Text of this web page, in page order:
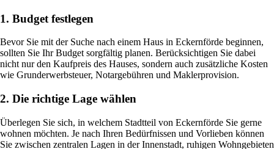
1. Budget festlegen
Bevor Sie mit der Suche nach einem Haus in Eckernförde beginnen,
sollten Sie Ihr Budget sorgfältig planen. Berücksichtigen Sie dabei
nicht nur den Kaufpreis des Hauses, sondern auch zusätzliche Kosten
wie Grunderwerbsteuer, Notargebühren und Maklerprovision.
2. Die richtige Lage wählen
Überlegen Sie sich, in welchem Stadtteil von Eckernförde Sie gerne
wohnen möchten. Je nach Ihren Bedürfnissen und Vorlieben können
Sie zwischen zentralen Lagen in der Innenstadt, ruhigen Wohngebieten